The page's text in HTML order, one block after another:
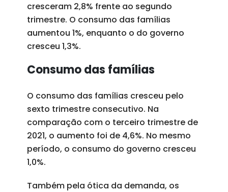
cresceram 2,8% frente ao segundo
trimestre. O consumo das famílias
aumentou 1%, enquanto o do governo
cresceu 1,3%.
Consumo das famílias
O consumo das famílias cresceu pelo
sexto trimestre consecutivo. Na
comparação com o terceiro trimestre de
2021, o aumento foi de 4,6%. No mesmo
período, o consumo do governo cresceu
1,0%.
Também pela ótica da demanda, os